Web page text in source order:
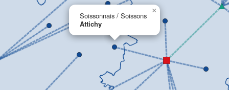
Soissonnais / Soissons
Attichy
×